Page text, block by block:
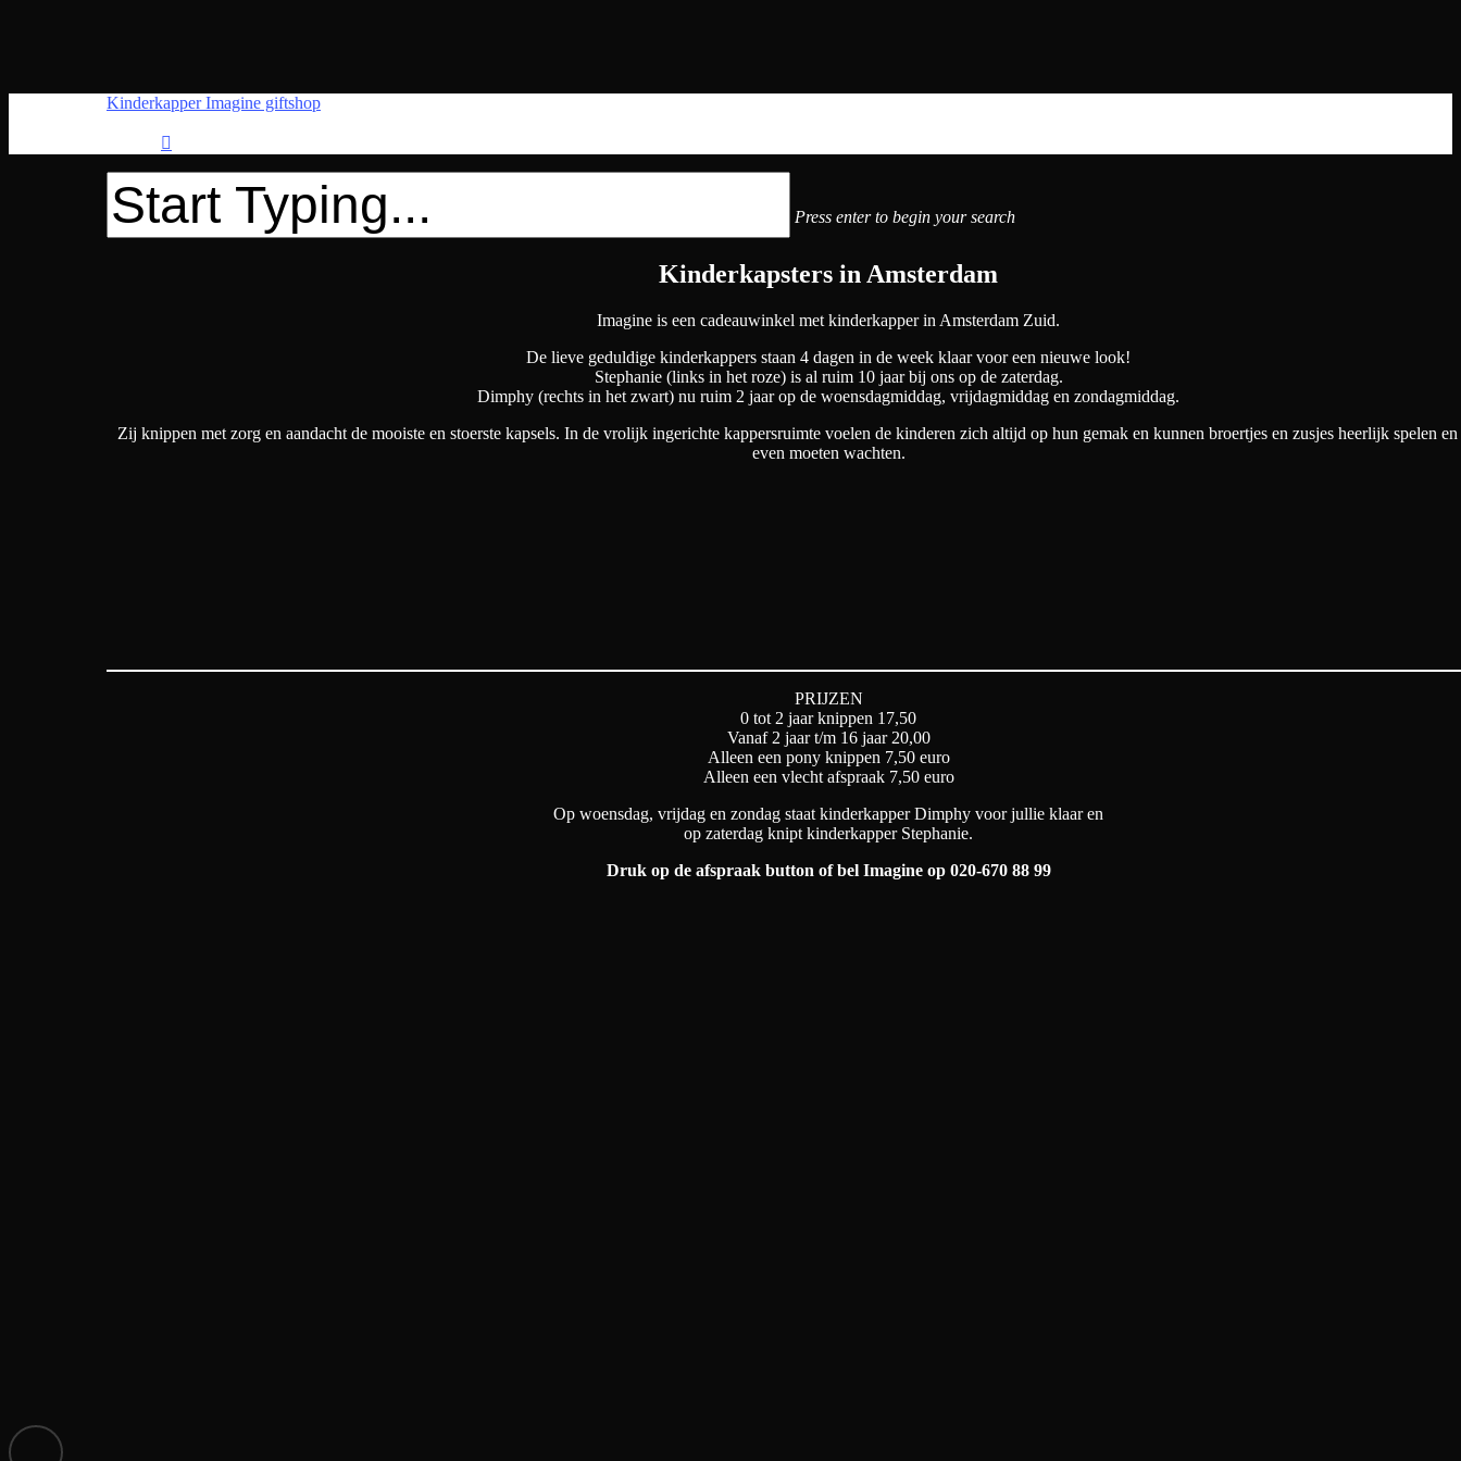
Kinderkapper Imagine giftshop
instagram
Press enter to begin your search
Kinderkapsters in Amsterdam
Imagine is een cadeauwinkel met kinderkapper in Amsterdam Zuid.
De lieve geduldige kinderkappers staan 4 dagen in de week klaar voor een nieuwe look!
Stephanie (links in het roze) is al ruim 10 jaar bij ons op de zaterdag.
Dimphy (rechts in het zwart) nu ruim 2 jaar op de woensdagmiddag, vrijdagmiddag en zondagmiddag.
Zij knippen met zorg en aandacht de mooiste en stoerste kapsels. In de vrolijk ingerichte kappersruimte voelen de kinderen zich altijd op hun gemak en kunnen broertjes en zusjes heerlijk spelen en
even moeten wachten.
PRIJZEN
0 tot 2 jaar knippen 17,50
Vanaf 2 jaar t/m 16 jaar 20,00
Alleen een pony knippen 7,50 euro
Alleen een vlecht afspraak 7,50 euro
Op woensdag, vrijdag en zondag staat kinderkapper Dimphy voor jullie klaar en
op zaterdag knipt kinderkapper Stephanie.
Druk op de afspraak button of bel Imagine op 020-670 88 99